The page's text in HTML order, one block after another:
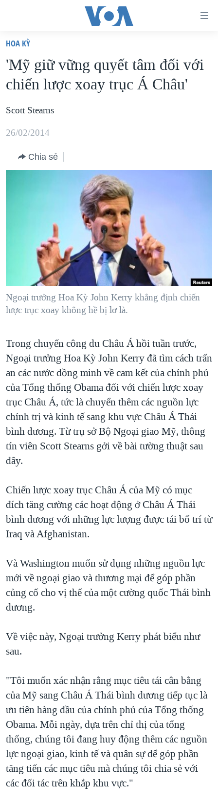
truy
cập
Tới
dung
chính
hướng
VIỆT NAM
HOA KỲ
BIỂN ĐÔNG
DIỄN ĐÀN
VẠCH TRẦN TIN GIẢ
NGƯỜI VIỆT HẢI NGOẠI
ĐỜI SỐNG
KINH TẾ
KHOA HỌC
SỨC KHOẺ
VĂN HOÁ
CHIẾN TRANH THƯƠNG MẠI CỦA MỸ: QUÁ KHỨ VÀ HIỆN
HÀNH TRÌNH BẦU CỬ 2024
MỘT NĂM CHIẾN TRANH TẠI DẢI GAZA
GIẢI MÃ VÀNH ĐAI & CON ĐƯỜNG
TRỊNH VĨNH BÌNH - NGƯỜI HẠ 'BÊN THẮNG CUỘC'
CHI PHÍ CHIẾN TRANH AFGHANISTAN
CÁC GIÁ TRỊ CỘNG HÒA Ở VIỆT NAM
THƯỢNG ĐỈNH TRUMP-KIM TẠI VIỆT NAM
TRỊNH VĨNH BÌNH VS. CHÍNH PHỦ VIỆT NAM
NGƯ DÂN VIỆT VÀ LÀN SÓNG TRỘM HẢI SÂM
BÊN KIA QUỐC LỘ: TIẾNG VỌNG TỪ NÔNG THÔN MỸ
QUAN HỆ VIỆT MỸ
MẠNG XÃ HỘI
Ngôn ngữ khác
HOA KỲ
'Mỹ giữ vững quyết tâm đối với
chiến lược xoay trục Á Châu'
Scott Stearns
26/02/2014
Chia sẻ
Ngoại trưởng Hoa Kỳ John Kerry khẳng định chiến
lược trục xoay không hề bị lơ là.
Trong chuyến công du Châu Á hồi tuần trước,
Ngoại trưởng Hoa Kỳ John Kerry đã tìm cách trấn
an các nước đồng minh về cam kết của chính phủ
của Tổng thống Obama đối với chiến lược xoay
trục Châu Á, tức là chuyển thêm các nguồn lực
chính trị và kinh tế sang khu vực Châu Á Thái
bình dương. Từ trụ sở Bộ Ngoại giao Mỹ, thông
tín viên Scott Stearns gởi về bài tường thuật sau
đây.
Chiến lược xoay trục Châu Á của Mỹ có mục
đích tăng cường các hoạt động ở Châu Á Thái
bình dương với những lực lượng được tái bố trí từ
Iraq và Afghanistan.
Và Washington muốn sử dụng những nguồn lực
mới về ngoại giao và thương mại để góp phần
củng cố cho vị thế của một cường quốc Thái bình
dương.
Về việc này, Ngoại trưởng Kerry phát biểu như
sau.
"Tôi muốn xác nhận rằng mục tiêu tái cân bằng
của Mỹ sang Châu Á Thái bình dương tiếp tục là
ưu tiên hàng đầu của chính phủ của Tổng thống
Obama. Mỗi ngày, dựa trên chỉ thị của tổng
thống, chúng tôi đang huy động thêm các nguồn
lực ngoại giao, kinh tế và quân sự để góp phần
tăng tiến các mục tiêu mà chúng tôi chia sẻ với
các đối tác trên khắp khu vực."